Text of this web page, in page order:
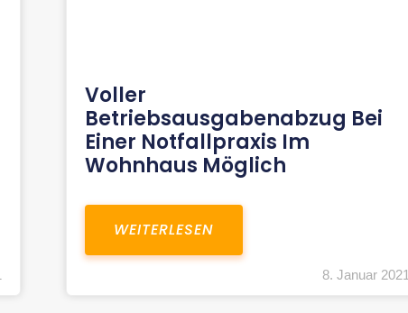
Voller
Betriebsausgabenabzug Bei
Einer Notfallpraxis Im
Wohnhaus Möglich
WEITERLESEN
8. Januar 2021